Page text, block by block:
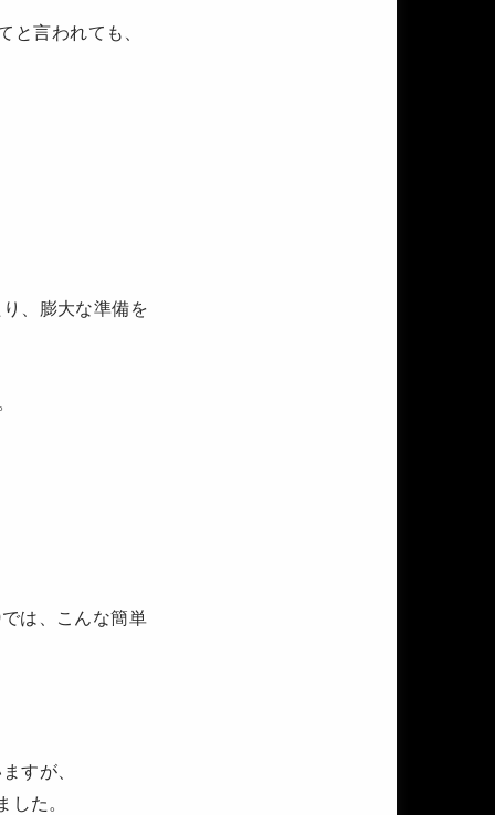
と言われても、
、膨大な準備を
は、こんな簡単
すが、
た。